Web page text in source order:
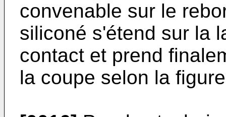
convenable sur le
siliconé s'étend sur la
contact et prend
la coupe selon la